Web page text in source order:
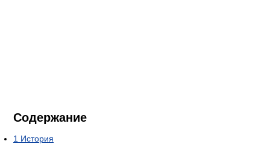
Содержание
1 История